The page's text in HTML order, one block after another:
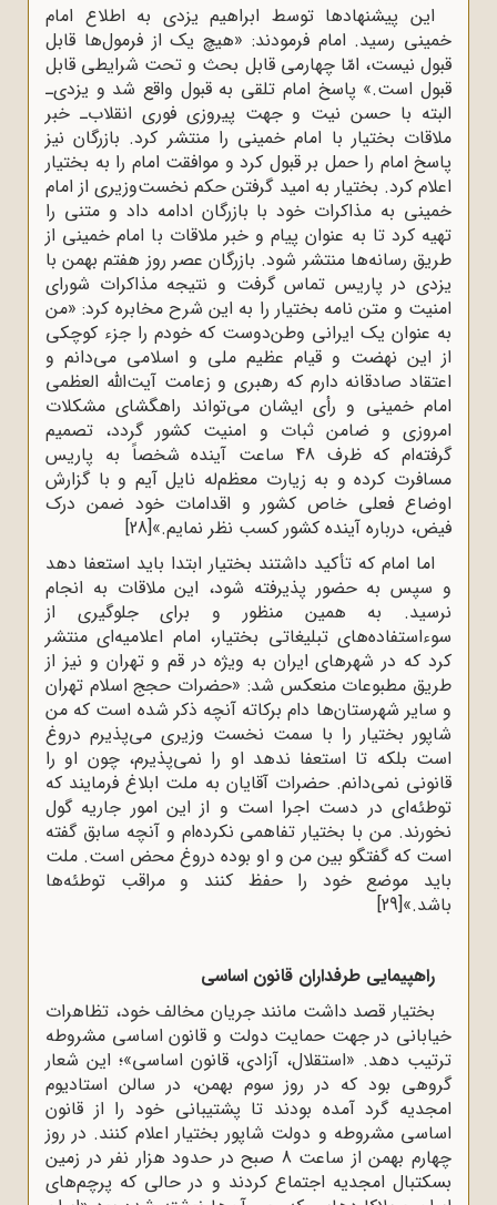
این‌ پیشنهادها توسط‌ ابراهیم یزدی‌ به‌ اطلاع‌ امام‌
خمینی‌ رسید. امام‌ فرمودند: «هیچ‌ یک ‌از فرمول‌ها قابل‌
قبول‌ نیست‌، امّا چهارمی‌ قابل‌ بحث‌ و تحت‌ شرایطی‌ قابل‌
قبول ‌است.‌» پاسخ‌ امام‌ تلقی‌ به‌ قبول‌ واقع‌ شد و یزدی‌ـ
البته‌ با حسن‌ نیت‌ و جهت‌ پیروزی‌ فوری‌ انقلاب‌ـ خبر
ملاقات‌ بختیار با امام‌ خمینی‌ را منتشر کرد. بازرگان‌ نیز
پاسخ‌ امام‌ را حمل‌ بر قبول‌ کرد و موافقت‌ امام‌ را به‌ بختیار
اعلام‌ کرد. بختیار به‌ امید گرفتن‌ حکم‌ نخست‌وزیری‌ از امام‌
خمینی‌ به‌ مذاکرات‌ خود با بازرگان ‌ادامه‌ داد و متنی‌ را
تهیه‌ کرد تا به‌‌ عنوان‌ پیام‌ و خبر ملاقات‌ با امام‌ خمینی‌ از
طریق‌ رسانه‌ها منتشر شود. بازرگان‌ عصر روز هفتم‌ بهمن‌ با
یزدی‌ در پاریس‌ تماس‌ گرفت‌ و نتیجه‌‌ مذاکرات‌ شورای‌
امنیت‌ و متن‌ نامه‌‌ بختیار را به‌ این‌ شرح‌ مخابره‌ کرد: «من‌
به ‌‌عنوان‌ یک‌ ایرانی‌ وطن‌دوست‌ که‌ خودم‌ را جزء کوچکی‌
از این‌ نهضت‌ و قیام‌ عظیم‌ ملی‌ و اسلامی‌ می‌دانم‌ و
اعتقاد صادقانه‌ دارم‌ که‌ رهبری‌ و زعامت ‌آیت‌الله العظمی‌
امام‌ خمینی‌ و رأی‌ ایشان‌ می‌تواند راهگشای‌ مشکلات‌
امروزی‌ و ضامن‌ ثبات‌ و امنیت‌ کشور گردد، تصمیم‌
گرفته‌ام‌ که‌ ظرف‌ 48 ساعت‌ آینده‌ شخصاً به‌ پاریس‌
مسافرت‌ کرده‌ و به‌ زیارت‌ معظم‌له‌ نایل‌ آیم‌ و با گزارش‌
اوضاع ‌فعلی‌ خاص‌ کشور و اقدامات‌ خود ضمن‌ درک‌
فیض‌، درباره‌ آینده‌‌ کشور کسب ‌نظر نمایم.‌»[28]
اما امام که تأکید داشتند بختیار ابتدا باید استعفا دهد
و سپس به حضور پذیرفته شود، این ملاقات به انجام
نرسید. به همین منظور و برای جلوگیری از
سوءاستفاده‌های تبلیغاتی بختیار، امام اعلامیه‌ای منتشر
کرد که در شهرهای ایران به ‌ویژه در قم و تهران و نیز از
طریق مطبوعات منعکس شد: «حضرات حجج اسلام تهران
و سایر شهرستان‌ها دام برکاته آنچه ذکر شده است که من
شاپور بختیار را با سمت نخست وزیری می‌پذیرم دروغ
است بلکه تا استعفا ندهد او را نمی‌پذیرم، چون او را
قانونی نمی‌دانم. حضرات آقایان به ملت ابلاغ فرمایند که
توطئه‌ای در دست اجرا است و از این امور جاریه گول
نخورند. من با بختیار تفاهمی نکرده‌ام و آنچه سابق گفته
است که گفتگو بین من و او بوده دروغ محض است. ملت
باید موضع خود را حفظ کنند و مراقب توطئه‌ها
باشد.»[29]
راهپیمایی طرفداران قانون اساسی
بختیار قصد داشت مانند جریان مخالف خود، تظاهرات
خیابانی در جهت حمایت دولت و قانون اساسی مشروطه
ترتیب دهد. «استقلال، آزادی، قانون اساسی»؛ این شعار
گروهی بود که در روز سوم بهمن، در سالن استادیوم
امجدیه گرد آمده بودند تا پشتیبانی خود را از قانون
اساسی مشروطه و دولت شاپور بختیار اعلام کنند. در روز
چهارم بهمن از ساعت 8 صبح در حدود هزار نفر در زمین
بسکتبال امجدیه اجتماع کردند و در حالی ‌که پرچم‌های